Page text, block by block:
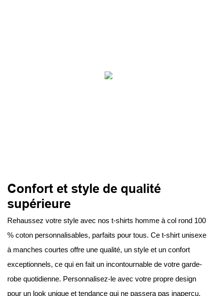
Confort et style de qualité
supérieure
Rehaussez votre style avec nos t-shirts homme à col rond 100
% coton personnalisables, parfaits pour tous. Ce t-shirt unisexe
à manches courtes offre une qualité, un style et un confort
exceptionnels, ce qui en fait un incontournable de votre garde-
robe quotidienne. Personnalisez-le avec votre propre design
pour un look unique et tendance qui ne passera pas inaperçu.